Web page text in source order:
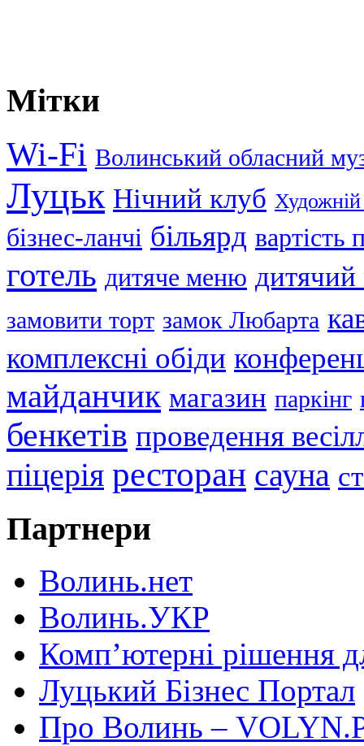
Мітки
Wi-Fi Волинський обласний
Луцьк Нічний клуб
бізнес-ланчі більярд вартість
готель дитяче меню
замовити торт замок Любарта
комплексні обіди
майданчик магазин паркінг
бенкетів проведення
піцерія ресторан сауна
Партнери
Волинь.нет
Волинь.УКР
Комп’ютерні рішення
Луцький Бізнес Портал
Про Волинь –